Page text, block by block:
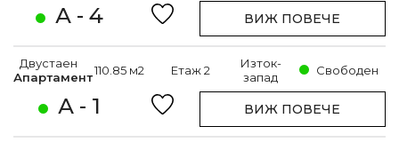
А - 4 ВИЖ ПОВЕЧЕ
А - 1
Двустаен
Апартамент110.85 м2 Етаж 2
Изток-
запад
Свободен
ВИЖ ПОВЕЧЕ